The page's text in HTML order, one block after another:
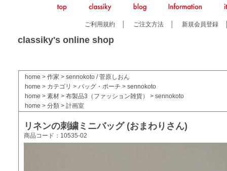
ご利用規約 ご注文方法 新規会員登録
classiky's online shop
home > 作家 > sennokoto / 菅原しおん
home > カテゴリ > バッグ・ポーチ > sennokoto
home > 素材 > 布製品3（ファッション雑貨） > sennokoto
home > 分類 > 計画室
リネンの刺繍ミニバッグ (おまわりさん)
商品コード：10535-02